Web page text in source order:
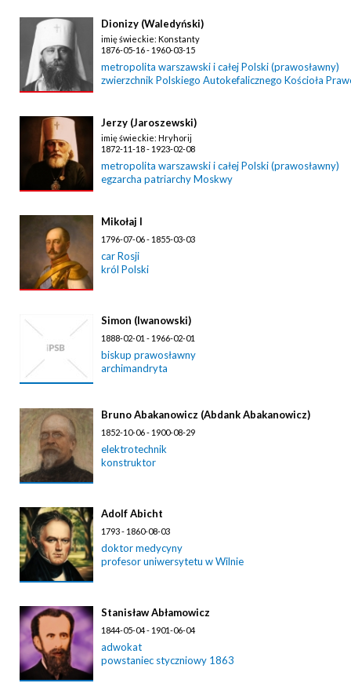
Dionizy (Waledyński)
imię świeckie: Konstanty
1876-05-16 - 1960-03-15
metropolita warszawski i całej Polski (prawosławny)
zwierzchnik Polskiego Autokefalicznego Kościoła
Jerzy (Jaroszewski)
imię świeckie: Hryhorij
1872-11-18 - 1923-02-08
metropolita warszawski i całej Polski (prawosławny)
egzarcha patriarchy Moskwy
Mikołaj I
1796-07-06 - 1855-03-03
car Rosji
król Polski
Simon (Iwanowski)
1888-02-01 - 1966-02-01
biskup prawosławny
archimandryta
Bruno Abakanowicz (Abdank Abakanowicz)
1852-10-06 - 1900-08-29
elektrotechnik
konstruktor
Adolf Abicht
1793 - 1860-08-03
doktor medycyny
profesor uniwersytetu w Wilnie
Stanisław Abłamowicz
1844-05-04 - 1901-06-04
adwokat
powstaniec styczniowy 1863